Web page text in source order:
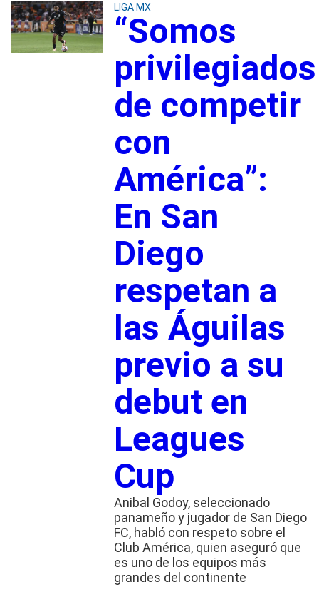
LIGA MX
“Somos
privilegiados
de competir
con
América”:
En San
Diego
respetan a
las Águilas
previo a su
debut en
Leagues
Cup
Anibal Godoy, seleccionado
panameño y jugador de San Diego
FC, habló con respeto sobre el
Club América, quien aseguró que
es uno de los equipos más
grandes del continente